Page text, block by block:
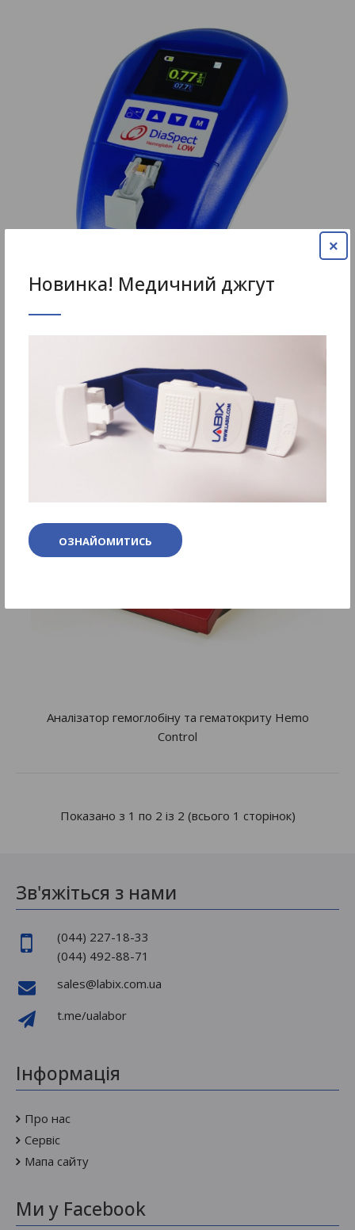
Новинка! Медичний джгут
ОЗНАЙОМИТИСЬ
×
DiaSpect Hemoglobin (Аналізатор низького гемоглобіну)
Аналізатор гемоглобіну та гематокриту Hemo Control
швидкого і точного в..
Аналізатор гемоглобіну та гематокриту Hemo
Control
Показано з 1 по 2 із 2 (всього 1 сторінок)
Зв'яжіться з нами
(044) 227-18-33
(044) 492-88-71
sales@labix.com.ua
t.me/ualabor
Інформація
Про нас
Сервіс
Мапа сайту
Ми у Facebook